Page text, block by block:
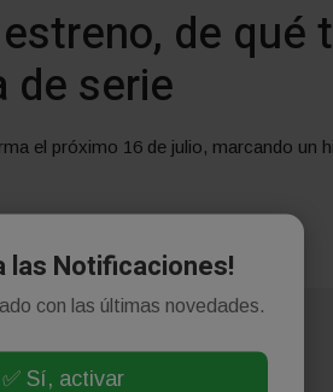
de qué
de serie
el próximo 16 de julio, marcando un
las Notificaciones!
con las últimas novedades.
✅ Sí, activar